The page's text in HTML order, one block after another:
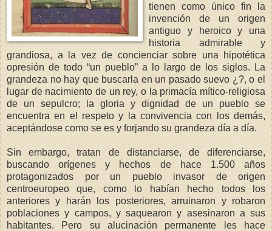
tienen como único fin la
invención de un origen
antiguo y heroico y una
historia admirable y
grandiosa, a la vez de concienciar sobre una hipotética
opresión de todo “un pueblo” a lo largo de los siglos. La
grandeza no hay que buscarla en un pasado suevo ¿?, o el
lugar de nacimiento de un rey, o la primacía mítico-religiosa
de un sepulcro; la gloria y dignidad de un pueblo se
encuentra en el respeto y la convivencia con los demás,
aceptándose como se es y forjando su grandeza día a día.
Sin embargo, tratan de distanciarse, de diferenciarse,
buscando orígenes y hechos de hace 1.500 años
protagonizados por un pueblo invasor de origen
centroeuropeo que, como lo habían hecho todos los
anteriores y harán los posteriores, arruinaron y robaron
poblaciones y campos, y saquearon y asesinaron a sus
habitantes. Pero su alucinación permanente les hace